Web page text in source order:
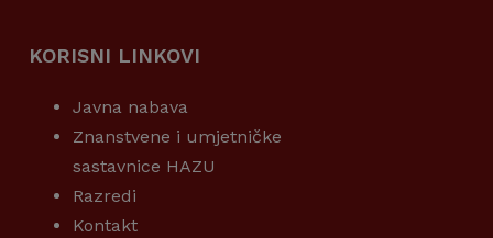
KORISNI LINKOVI
Javna nabava
Znanstvene i umjetničke
sastavnice HAZU
Razredi
Kontakt